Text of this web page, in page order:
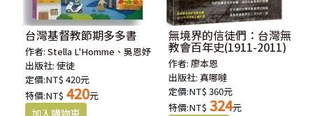
台灣基督教節期多多書
作者:Stella L'Homme、吳恩妤
出版社:使徒
定價:NT$ 420元
特價:NT$ 420元
無境界的信徒們：台灣無
教會百年史(1911-2011)
作者:廖本恩
出版社:真哪噠
定價:NT$ 360元
特價:NT$ 324元